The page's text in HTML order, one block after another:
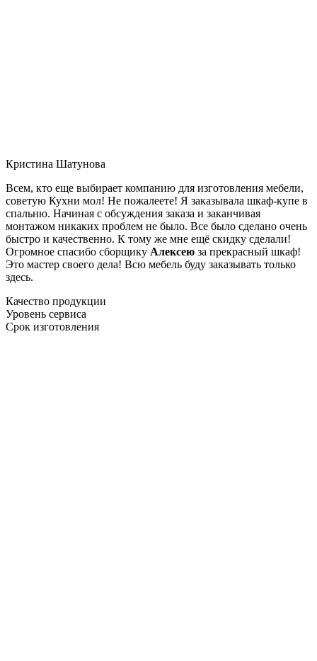
Кристина Шатунова
Всем, кто еще выбирает компанию для изготовления мебели,
советую Кухни мол! Не пожалеете! Я заказывала шкаф-купе в
спальню. Начиная с обсуждения заказа и заканчивая
монтажом никаких проблем не было. Все было сделано очень
быстро и качественно. К тому же мне ещё скидку сделали!
Огромное спасибо сборщику Алексею за прекрасный шкаф!
Это мастер своего дела! Всю мебель буду заказывать только
здесь.
Качество продукции
Уровень сервиса
Срок изготовления